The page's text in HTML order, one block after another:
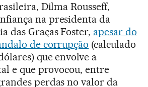
Dilma Rousseff,
na presidenta da
das Graças Foster, apesar do
de corrupção (calculado
que envolve a
e que provocou, entre
perdas no valor da